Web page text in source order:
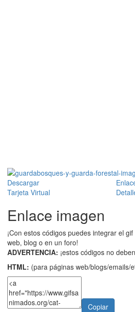
Descargar
Tarjeta Virtual
Enlace imagen
¡Con estos códigos puedes integrar el
web, blog o en un foro!
ADVERTENCIA: ¡estos códigos no
HTML: (para páginas web/blogs/emails/
Copiar